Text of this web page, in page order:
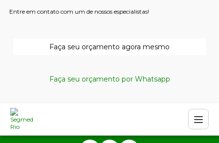
Entre em contato com um de nossos especialistas!
Faça seu orçamento agora mesmo
Faça seu orçamento por Whatsapp